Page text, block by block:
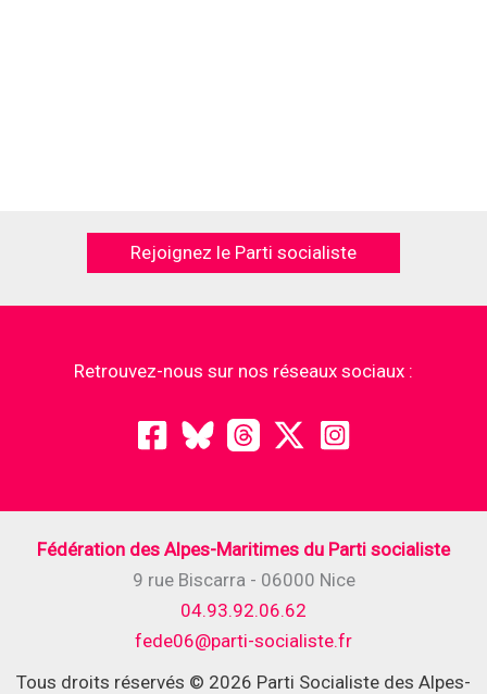
Rejoignez le Parti socialiste
Retrouvez-nous sur nos réseaux sociaux :
Fédération des Alpes-Maritimes du Parti socialiste
9 rue Biscarra - 06000 Nice
04.93.92.06.62
fede06@parti-socialiste.fr
Tous droits réservés © 2026 Parti Socialiste des Alpes-